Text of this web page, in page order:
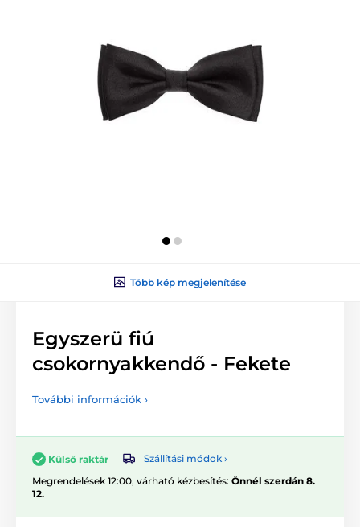
Több kép megjelenítése
Egyszerü fiú
csokornyakkendő - Fekete
További információk ›
Külső raktár
Szállítási módok ›
Megrendelések 12:00, várható kézbesítés: Önnél szerdán 8.
12.